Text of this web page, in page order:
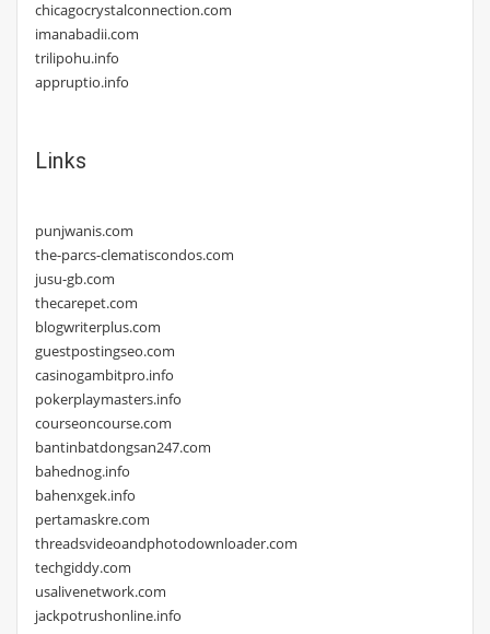
chicagocrystalconnection.com
imanabadii.com
trilipohu.info
appruptio.info
Links
punjwanis.com
the-parcs-clematiscondos.com
jusu-gb.com
thecarepet.com
blogwriterplus.com
guestpostingseo.com
casinogambitpro.info
pokerplaymasters.info
courseoncourse.com
bantinbatdongsan247.com
bahednog.info
bahenxgek.info
pertamaskre.com
threadsvideoandphotodownloader.com
techgiddy.com
usalivenetwork.com
jackpotrushonline.info